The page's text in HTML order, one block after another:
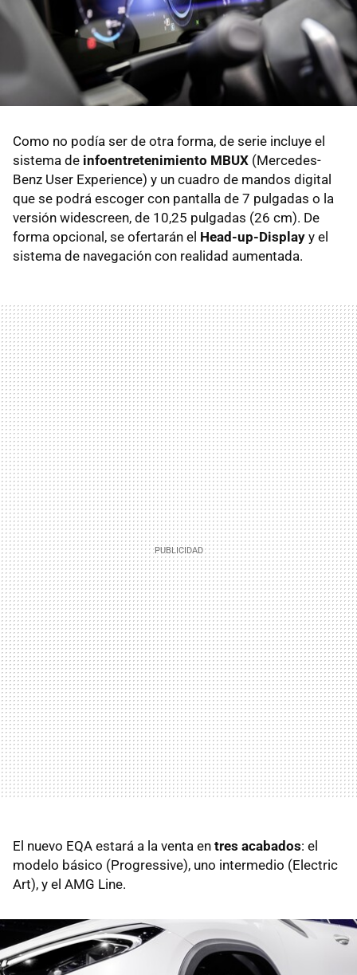
Como no podía ser de otra forma, de serie incluye el
sistema de infoentretenimiento MBUX (Mercedes-
Benz User Experience) y un cuadro de mandos digital
que se podrá escoger con pantalla de 7 pulgadas o la
versión widescreen, de 10,25 pulgadas (26 cm). De
forma opcional, se ofertarán el Head-up-Display y el
sistema de navegación con realidad aumentada.
El nuevo EQA estará a la venta en tres acabados: el
modelo básico (Progressive), uno intermedio (Electric
Art), y el AMG Line.